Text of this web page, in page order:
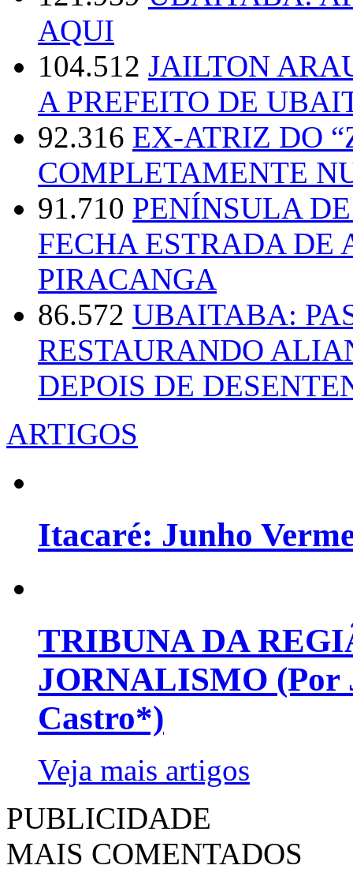
AQUI
104.512 JAILTON
A PREFEITO DE
92.316 EX-ATRIZ DO
COMPLETAMENTE
91.710 PENÍNSULA
FECHA ESTRADA DE
PIRACANGA
86.572 UBAITABA:
RESTAURANDO
DEPOIS DE
ARTIGOS
Itacaré: Junho
TRIBUNA DA
JORNALISMO (Por
Castro*)
Veja mais artigos
PUBLICIDADE
MAIS COMENTADOS